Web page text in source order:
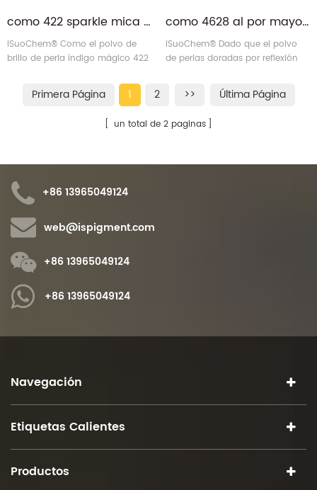
como 422 sparkle mica indigo color polvo de polvo de brillo perla
iSuoChem® Como el polvo de
brillo de perla índigo mágico 422
10-60 micras, utiliza un equipo de
producción de diseño propio que
es respetuoso con el medio
ambiente y económicamente
como 4628 al por mayor una mejor cobertura polvo de polvo de brillo de perla amarilla
iSuoChem® Dado que el polvo
de perlas doradas por reflexión
partícula de 10-60 micras, utiliza
un equipo de producción de
diseño propio que es respetuoso
con el medio ambiente y
Primera Página 1 2 >> Última Página
un total de 2 paginas
+86 13965049124
web@ispigment.com
+86 13965049124
+86 13965049124
Navegación
Etiquetas Calientes
Productos